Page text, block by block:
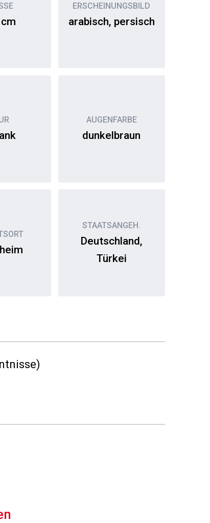
ERSCHEINUNGSBILD
arabisch, persisch
AUGENFARBE
dunkelbraun
STAATSANGEH.
Deutschland,
Türkei